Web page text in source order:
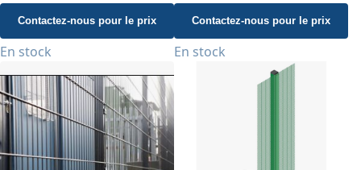
Contactez-nous pour le prix
En stock
Contactez-nous pour le prix
En stock